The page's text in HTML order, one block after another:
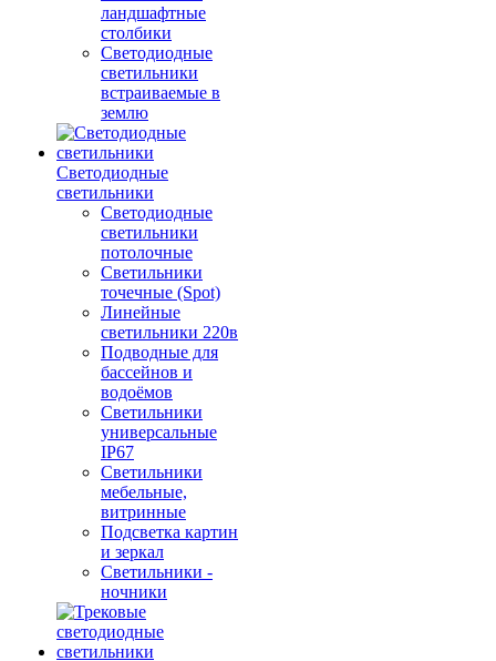
ландшафтные
столбики
Светодиодные
светильники
встраиваемые в
землю
Светодиодные
светильники
Светодиодные
светильники
потолочные
Светильники
точечные (Spot)
Линейные
светильники 220в
Подводные для
бассейнов и
водоёмов
Светильники
универсальные
IP67
Светильники
мебельные,
витринные
Подсветка картин
и зеркал
Светильники -
ночники